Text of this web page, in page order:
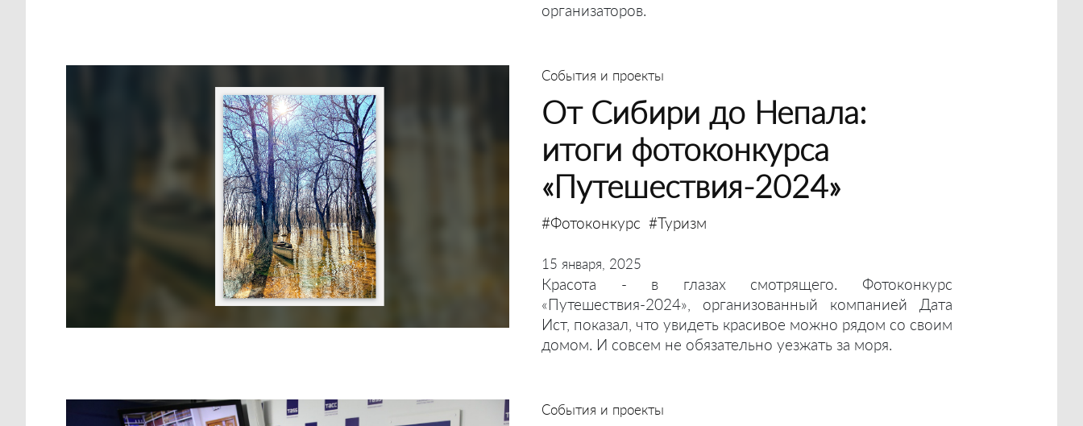
организаторов.
События и проекты
От Сибири до Непала:
итоги фотоконкурса
«Путешествия-2024»
#Фотоконкурс #Туризм
15 января, 2025
Красота - в глазах смотрящего. Фотоконкурс
«Путешествия-2024», организованный компанией Дата
Ист, показал, что увидеть красивое можно рядом со своим
домом. И совсем не обязательно уезжать за моря.
События и проекты